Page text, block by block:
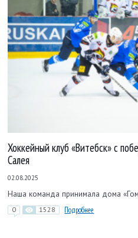
Хоккейный клуб «Витебск» с
Салея
02.08.2025
Наша команда принимала дома
0 1528 Подробнее